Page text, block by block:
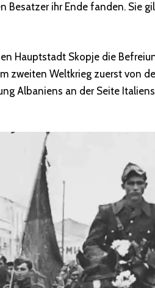
ihr Ende fanden. Sie
Hauptstadt Skopje die
zweiten Weltkrieg zuerst von
Albaniens an der Seite